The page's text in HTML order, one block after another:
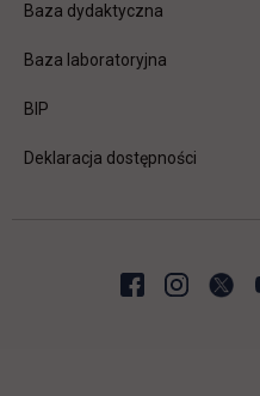
Baza dydaktyczna
Baza laboratoryjna
BIP
Deklaracja dostępności